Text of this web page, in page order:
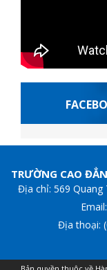
TRƯỜNG CAO
Địa chỉ: 569 Quang
Địa thoại: